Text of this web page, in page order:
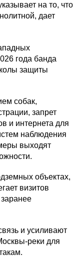
на то, что
дает
года банда
защиты
собак,
запрет
и интернета для
наблюдения
выходят
объектах,
визитов
и усиливают
реки для